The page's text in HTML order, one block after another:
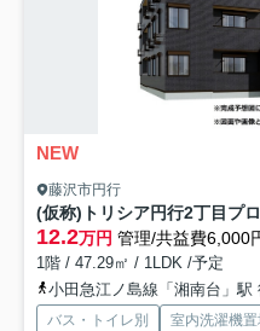
NEW
藤沢市円行
(仮称)トリシア円行2丁目プ
12.2万円 管理/共益費6,000
1階 / 47.29㎡ / 1LDK /予定
小田急江ノ島線「湘南台」駅
バス・トイレ別 室内洗濯機